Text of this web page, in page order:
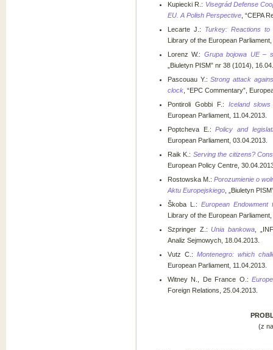
Kupiecki R.: Visegrád Defense
EU. A Polish Perspective , “CEPA
Lecarte J.: Turkey: Reactions
Library of the European
Lorenz W.: Grupa bojowa UE –
„Biuletyn PISM” nr 38 (1014),
Pascouau Y.:Strong attack
clock , “EPC Commentary”,
Pontiroli Gobbi F.: Iceland
European Parliament, 11.04.2013.
Poptcheva E.:Policy and
European Parliament, 03.04.2013.
Raik K.: Serving the citizens?
European Policy Centre,
Rostowska M.:Porozumienie o
Aktu Europejskiego , „Biuletyn
Škoba L.:European
Library of the European
Szpringer Z.: Unia bankowa ,
Analiz Sejmowych, 18.04.2013.
Vutz C.: Montenegro: which
European Parliament, 11.04.2013.
Witney N., De France O.:
Foreign Relations, 25.04.2013.
(z